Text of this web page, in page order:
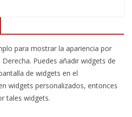
para mostrar la apariencia por
Puedes añadir widgets de
de widgets en el
widgets personalizados, entonces
tales widgets.